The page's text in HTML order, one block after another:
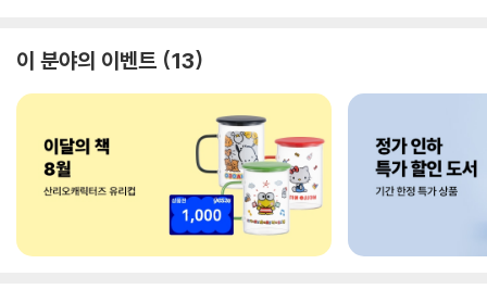
이 분야의 이벤트 13